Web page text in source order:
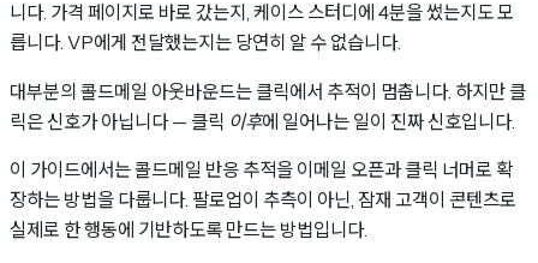
니다. 가격 페이지로 바로 갔는지, 케이스 스터디에 4분을 썼는지도 모
릅니다. VP에게 전달했는지는 당연히 알 수 없습니다.
대부분의 콜드메일 아웃바운드는 클릭에서 추적이 멈춥니다. 하지만 클
릭은 신호가 아닙니다 — 클릭 이후에 일어나는 일이 진짜 신호입니다.
이 가이드에서는 콜드메일 반응 추적을 이메일 오픈과 클릭 너머로 확
장하는 방법을 다룹니다. 팔로업이 추측이 아닌, 잠재 고객이 콘텐츠로
실제로 한 행동에 기반하도록 만드는 방법입니다.